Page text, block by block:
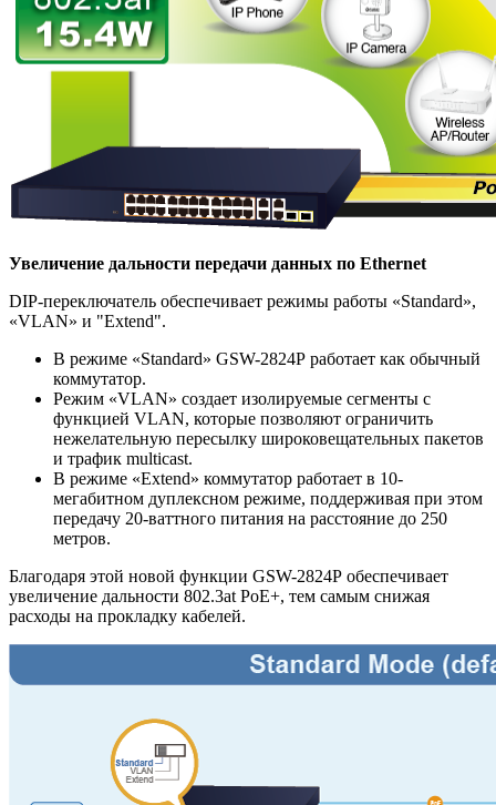
Увеличение дальности передачи данных по Ethernet
DIP-переключатель обеспечивает режимы работы «Standard»,
«VLAN» и "Extend".
В режиме «Standard» GSW-2824P работает как обычный
коммутатор.
Режим «VLAN» создает изолируемые сегменты с
функцией VLAN, которые позволяют ограничить
нежелательную пересылку широковещательных пакетов
и трафик multicast.
В режиме «Extend» коммутатор работает в 10-
мегабитном дуплексном режиме, поддерживая при этом
передачу 20-ваттного питания на расстояние до 250
метров.
Благодаря этой новой функции GSW-2824P обеспечивает
увеличение дальности 802.3at PoE+, тем самым снижая
расходы на прокладку кабелей.